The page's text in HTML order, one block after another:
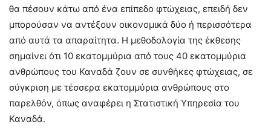
θα πέσουν κάτω από ένα επίπεδο φτώχειας, επειδή δεν
μπορούσαν να αντέξουν οικονομικά δύο ή περισσότερα
από αυτά τα απαραίτητα. Η μεθοδολογία της έκθεσης
σημαίνει ότι 10 εκατομμύρια από τους 40 εκατομμύρια
ανθρώπους του Καναδά ζουν σε συνθήκες φτώχειας, σε
σύγκριση με τέσσερα εκατομμύρια ανθρώπους στο
παρελθόν, όπως αναφέρει η Στατιστική Υπηρεσία του
Καναδά.